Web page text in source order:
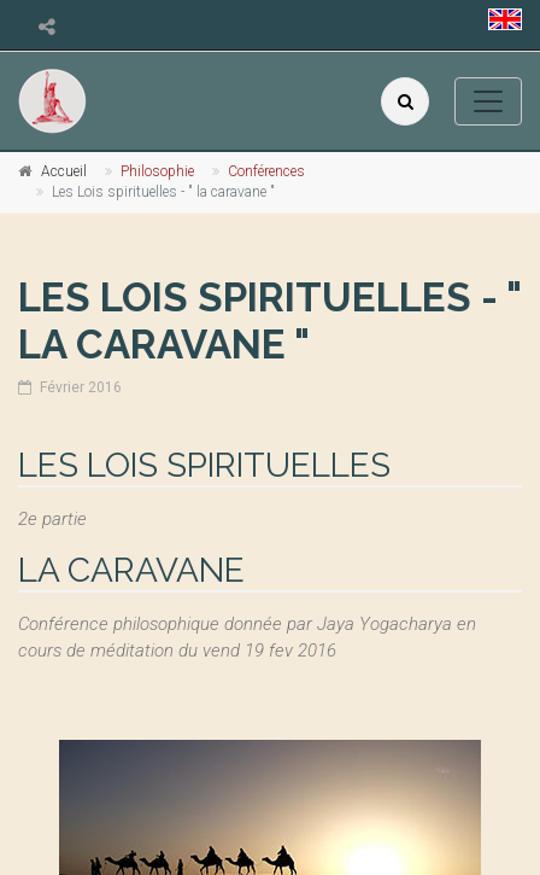
Accueil Philosophie
Conférences
Les Lois spirituelles - " la caravane "
LES LOIS SPIRITUELLES - "
LA CARAVANE "
Février 2016
LES LOIS SPIRITUELLES
2e partie
LA CARAVANE
Conférence philosophique donnée par Jaya Yogacharya en
cours de méditation du vend 19 fev 2016